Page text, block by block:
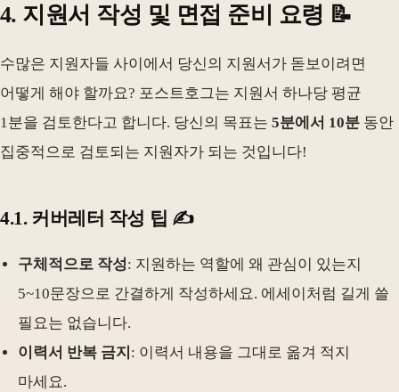
4. 지원서 작성 및 면접 준비 요령 📝
수많은 지원자들 사이에서 당신의 지원서가 돋보이려면
어떻게 해야 할까요? 포스트호그는 지원서 하나당 평균
1분을 검토한다고 합니다. 당신의 목표는 5분에서 10분 동안
집중적으로 검토되는 지원자가 되는 것입니다!
4.1. 커버레터 작성 팁 ✍️
구체적으로 작성: 지원하는 역할에 왜 관심이 있는지
5~10문장으로 간결하게 작성하세요. 에세이처럼 길게 쓸
필요는 없습니다.
이력서 반복 금지 : 이력서 내용을 그대로 옮겨 적지
마세요.